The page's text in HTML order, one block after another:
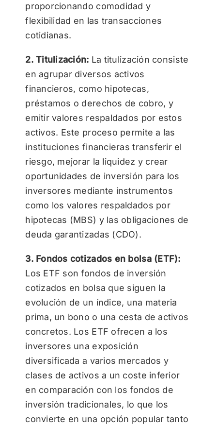
proporcionando comodidad y
flexibilidad en las transacciones
cotidianas.
2. Titulización: La titulización consiste
en agrupar diversos activos
financieros, como hipotecas,
préstamos o derechos de cobro, y
emitir valores respaldados por estos
activos. Este proceso permite a las
instituciones financieras transferir el
riesgo, mejorar la liquidez y crear
oportunidades de inversión para los
inversores mediante instrumentos
como los valores respaldados por
hipotecas (MBS) y las obligaciones de
deuda garantizadas (CDO).
3. Fondos cotizados en bolsa (ETF):
Los ETF son fondos de inversión
cotizados en bolsa que siguen la
evolución de un índice, una materia
prima, un bono o una cesta de activos
concretos. Los ETF ofrecen a los
inversores una exposición
diversificada a varios mercados y
clases de activos a un coste inferior
en comparación con los fondos de
inversión tradicionales, lo que los
convierte en una opción popular tanto